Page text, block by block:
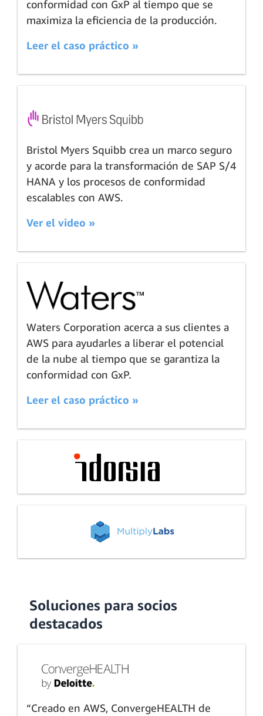
conformidad con GxP al tiempo que se
maximiza la eficiencia de la producción.
Leer el caso práctico »
Bristol Myers Squibb crea un marco seguro
y acorde para la transformación de SAP S/4
HANA y los procesos de conformidad
escalables con AWS.
Ver el video »
Waters Corporation acerca a sus clientes a
AWS para ayudarles a liberar el potencial
de la nube al tiempo que se garantiza la
conformidad con GxP.
Leer el caso práctico »
Soluciones para socios
destacados
“Creado en AWS, ConvergeHEALTH de